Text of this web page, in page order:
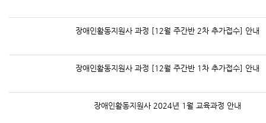
장애인활동지원사 과정 [12월 주간반 2차 추가접수] 안내
장애인활동지원사 과정 [12월 주간반 1차 추가접수] 안내
장애인활동지원사 2024년 1월 교육과정 안내